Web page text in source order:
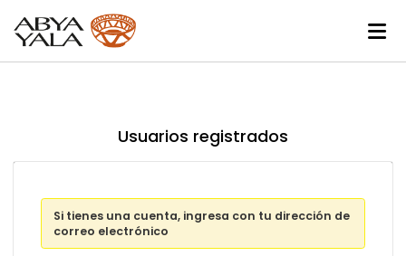
Usuarios registrados
Si tienes una cuenta, ingresa con tu dirección de
correo electrónico